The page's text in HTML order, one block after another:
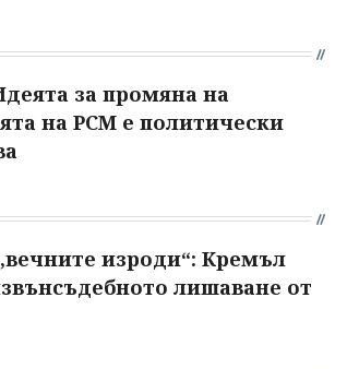
за промяна на
на РСМ е политически
изроди“: Кремъл
лишаване от